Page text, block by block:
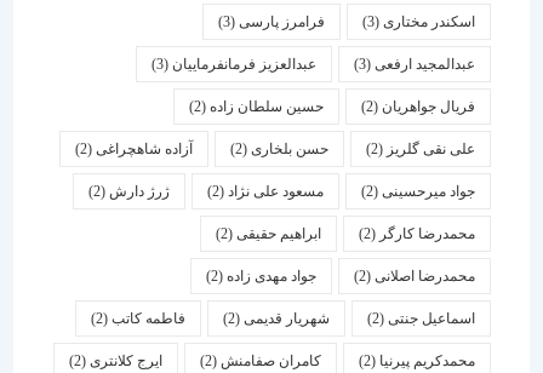
اسكندر مختاری (3) فرامرز پارسی(3)
عبدالمجید ارفعی(3) عبدالعزیز فرمانفرماییان(3)
فریال جواهریان(2) حسین سلطان زاده(2)
علی نقی گلریز(2) حسن بلخاری(2) آزاده شاهچراغی(2)
جواد میرحسینی(2) مسعود علی نژاد(2) ژرژ دارش (2)
محمدرضا کارگر(2) ابراهیم حقیقی(2)
محمدرضا اصلانی(2) جواد مهدی زاده(2)
اسماعیل جنتی(2) شهریار قدیمی(2) فاطمه کاتب(2)
محمدکریم پیرنیا (2) کامران صفامنش(2) ایرج کلانتری (2)